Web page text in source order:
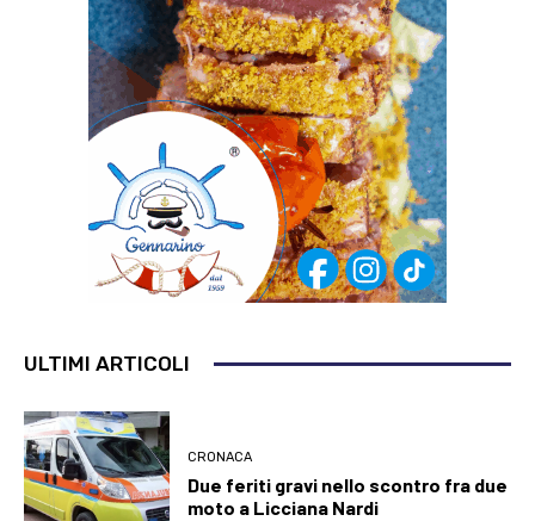
ULTIMI ARTICOLI
CRONACA
Due feriti gravi nello scontro fra due
moto a Licciana Nardi